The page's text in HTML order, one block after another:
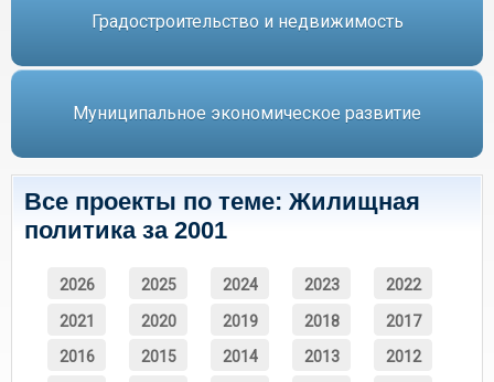
Градостроительство и недвижимость
Муниципальное экономическое развитие
Все проекты по теме: Жилищная
политика за 2001
2026 2025 2024 2023 2022
2021 2020 2019 2018 2017
2016 2015 2014 2013 2012